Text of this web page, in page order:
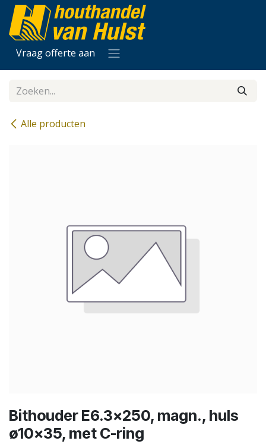
Overslaan naar inhoud
Vraag offerte aan
Alle producten
Bithouder E6.3x250, magn., huls
ø10x35, met C-ring